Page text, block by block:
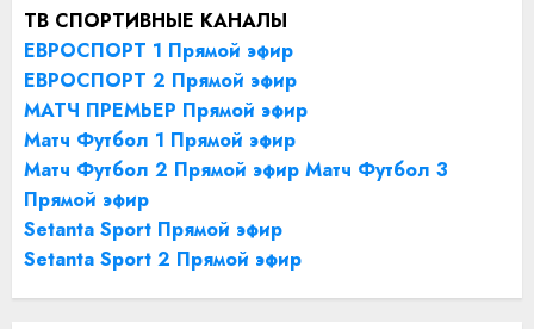
ТВ СПОРТИВНЫЕ КАНАЛЫ
ЕВРОСПОРТ 1 Прямой эфир
ЕВРОСПОРТ 2 Прямой эфир
МАТЧ ПРЕМЬЕР Прямой эфир
Матч Футбол 1 Прямой эфир
Матч Футбол 2 Прямой эфир Матч Футбол 3
Прямой эфир
Setanta Sport Прямой эфир
Setanta Sport 2 Прямой эфир